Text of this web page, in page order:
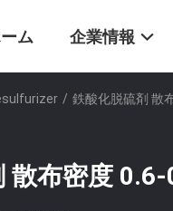
ム 企業情報
/ 鉄酸化脱硫剤 散
散布密度